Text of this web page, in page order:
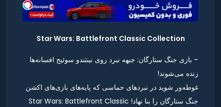
Star Wars: Battlefront Classic Collection
– بازی جنگ ستارگان: جبهه نبرد روی نینتندو سوئیج افسانه‌ها
زنده می‌شوند!
غوطه‌ور شوید در نبردهای حماسی که پایه‌های بازی‌های اکشن
جنگ ستارگان را بنا نهاد! Star Wars: Battlefront Classic